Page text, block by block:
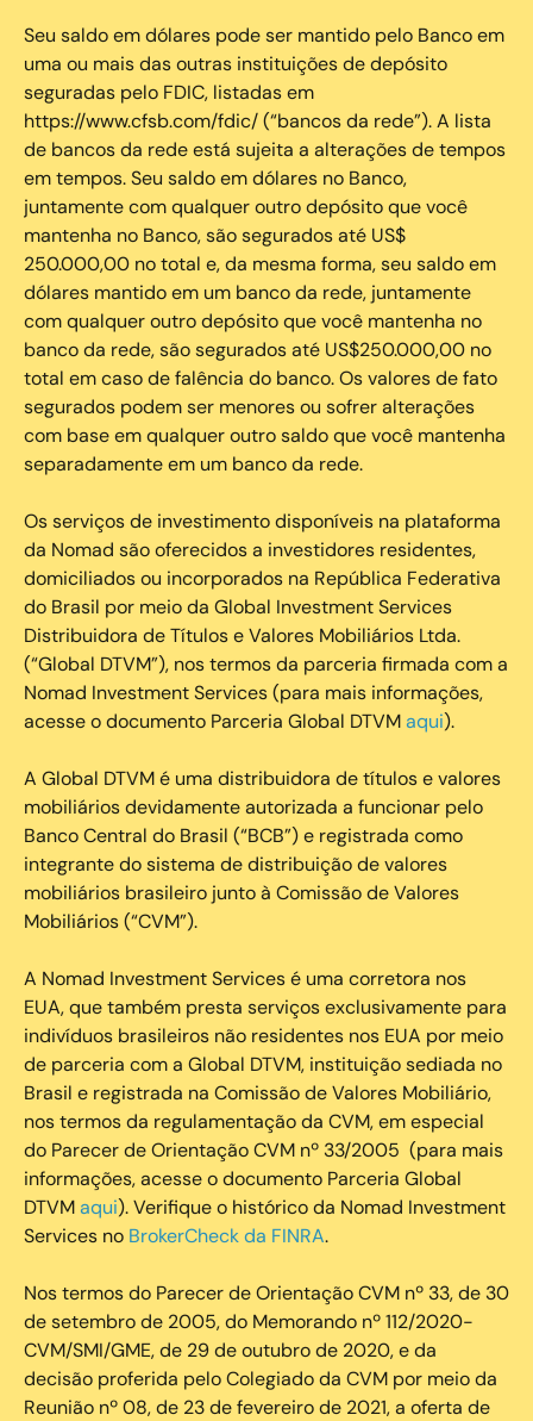
Seu saldo em dólares pode ser mantido pelo Banco em
uma ou mais das outras instituições de depósito
seguradas pelo FDIC, listadas em
https://www.cfsb.com/fdic/ (“bancos da rede”). A lista
de bancos da rede está sujeita a alterações de tempos
em tempos. Seu saldo em dólares no Banco,
juntamente com qualquer outro depósito que você
mantenha no Banco, são segurados até US$
250.000,00 no total e, da mesma forma, seu saldo em
dólares mantido em um banco da rede, juntamente
com qualquer outro depósito que você mantenha no
banco da rede, são segurados até US$250.000,00 no
total em caso de falência do banco. Os valores de fato
segurados podem ser menores ou sofrer alterações
com base em qualquer outro saldo que você mantenha
separadamente em um banco da rede.
Os serviços de investimento disponíveis na plataforma
da Nomad são oferecidos a investidores residentes,
domiciliados ou incorporados na República Federativa
do Brasil por meio da Global Investment Services
Distribuidora de Títulos e Valores Mobiliários Ltda.
(“Global DTVM”), nos termos da parceria firmada com a
Nomad Investment Services (para mais informações,
acesse o documento Parceria Global DTVMaqui).
A Global DTVM é uma distribuidora de títulos e valores
mobiliários devidamente autorizada a funcionar pelo
Banco Central do Brasil (“BCB”) e registrada como
integrante do sistema de distribuição de valores
mobiliários brasileiro junto à Comissão de Valores
Mobiliários (“CVM”).
‍A Nomad Investment Services é uma corretora nos
EUA, que também presta serviços exclusivamente para
indivíduos brasileiros não residentes nos EUA por meio
de parceria com a Global DTVM, instituição sediada no
Brasil e registrada na Comissão de Valores Mobiliário,
nos termos da regulamentação da CVM, em especial
do Parecer de Orientação CVM nº 33/2005 (para mais
informações, acesse o documento Parceria Global
DTVMaqui). Verifique o histórico da Nomad Investment
Services no BrokerCheck da FINRA.
Nos termos do Parecer de Orientação CVM nº 33, de 30
de setembro de 2005, do Memorando nº 112/2020-
CVM/SMI/GME, de 29 de outubro de 2020, e da
decisão proferida pelo Colegiado da CVM por meio da
Reunião nº 08, de 23 de fevereiro de 2021, a oferta de